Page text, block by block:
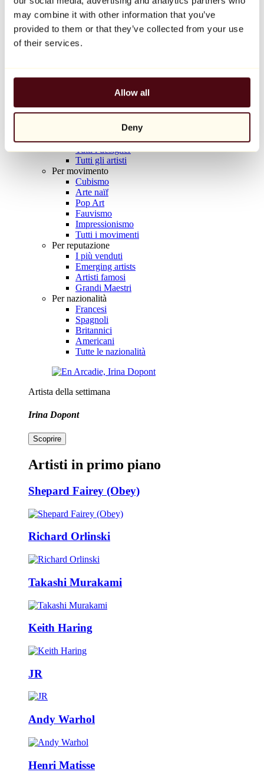
may combine it with other information that you’ve
provided to them or that they’ve collected from your use
of their services.
Allow all
Deny
Balloon Dog (Orange)
Jeff Koons
10.000 €
Artisti
Tutti i pittori
Tutti i fotografi
Tutti i disegnatori
Tutti i designer
Tutti gli artisti
Per movimento
Cubismo
Arte naïf
Pop Art
Fauvismo
Impressionismo
Tutti i movimenti
Per reputazione
I più venduti
Emerging artists
Artisti famosi
Grandi Maestri
Per nazionalità
Francesi
Spagnoli
Britannici
Americani
Tutte le nazionalità
Artista della settimana
Irina Dopont
Scoprire
Artisti in primo piano
Shepard Fairey (Obey)
Richard Orlinski
Takashi Murakami
Keith Haring
JR
Andy Warhol
Henri Matisse